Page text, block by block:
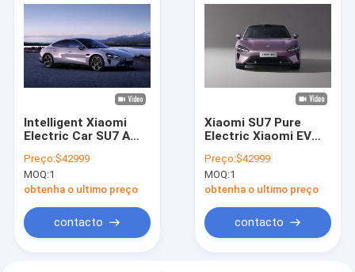
Intelligent Xiaomi
Electric Car SU7 A
definitiva de estilo e
tecnologia
Preço:$42999
MOQ:1
obtenha o ultimo preço
contacto
Xiaomi SU7 Pure
Electric Xiaomi EV
Desempenho
Tecnologia Ecológica
Preço:$42999
MOQ:1
obtenha o ultimo preço
contacto